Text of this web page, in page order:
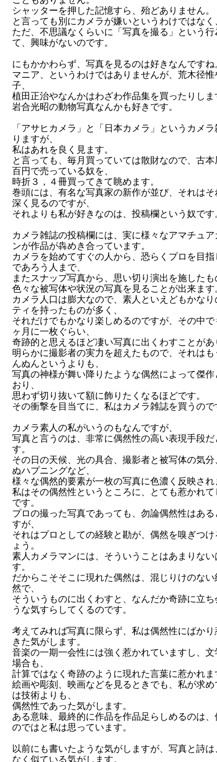
シャッターを押した記憶すら、殆どありません。
と言っても別にカメラが嫌いというわけではなく
ただ、不思議なくらいに「写真を撮る」という
て、興味がないのです。
にもかかわらず、写真を見るのは好きなんですね
マニア、というわけではありませんが、荒木径
子、
植田正治やなんかはわざわ作品集を買ったりしま
岩合光昭の動物写真なんかも好きです。
「アサヒカメラ」と「日本カメラ」というカメ
りますが、
私はあれを良く見ます。
と言っても、毎月買っていては散財なので、古
百円で売っている奴を、
時折３，４冊買ってきて眺めます。
巻頭には、有名な写真家の新作が並び、それは
深く見るのですが、
それよりも私が好きなのは、投稿欄という奴です
カメラ雑誌の投稿欄には、実に様々なアマチュ
ンが作品が犇めき合っています。
カメラを始めてすぐの人から、恐らくプロを目
であろう人まで、
またスナップ写真から、思い切り演出を施した
色々な被写体や状況の写真を見ることが出来ます
カメラ人口は膨大なので、素人といえどもかな
ティを持ったものが多く、
それだけでもかなり楽しめるのですが、その中
ヶ月に一枚ぐらい、
奇跡的と思えるほど凄い写真に出くわすことが
明らかに撮影者の実力を超えたもので、それは
んぬんというよりも、
写真の神様が舞い降りたような偶然によって傑
おり、
思わず切り抜いて額に飾りたくなるほどです。
その衝撃を目当てに、私はカメラ雑誌を買うので
カメラ素人の私がいうのもなんですが、
写真と言うのは、非常に偶然性の高い表現手段
す。
その日の天候、光の具合、撮影者と被写体の気
ぬハプニングなど、
様々な偶然的要素が一枚の写真に色濃く反映され
私はその偶然性というところに、とても惹かれ
です。
プロの撮った写真であっても、勿論偶然性はあ
すが、
それはプロとしての経験と勘が、偶然を嗅ぎつ
ょう。
素人カメラマンには、そういうことはあまりない
す。
だからこそそこに現れた偶然は、混じりけのな
然で、
そういうものに出くわすと、なんだか奇跡に立
うな気すらしてくるのです。
考えてみれば写真に限らず、私は偶然性にばか
きた気がします。
音楽の一期一会性には強く惹かれていますし、
場合も、
計算ではなく奇跡のように現れた言葉に惹かれま
絵画や彫刻、映画などを見るときでも、私が求
は技術よりも、
偶然性であった気がします。
ある意味、最終的に作品を作品足らしめるのは
のではと私は思っています。
以前にも書いたような気がしますが、写真と詩
なく似ている気がします。